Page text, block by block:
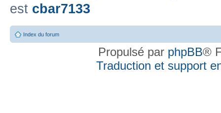
est cbar7133
Index du forum
Propulsé par phpBB®
Traduction et support